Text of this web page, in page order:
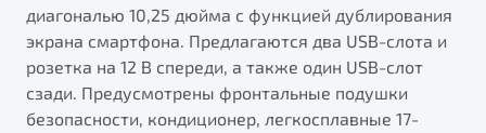
диагональю 10,25 дюйма с функцией дублирования
экрана смартфона. Предлагаются два USB-слота и
розетка на 12 В спереди, а также один USB-слот
сзади. Предусмотрены фронтальные подушки
безопасности, кондиционер, легкосплавные 17-